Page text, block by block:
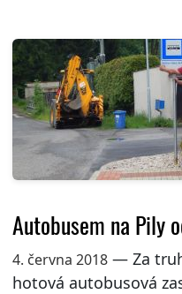
Autobusem na Pily
4. června 2018— Za
hotová autobusová